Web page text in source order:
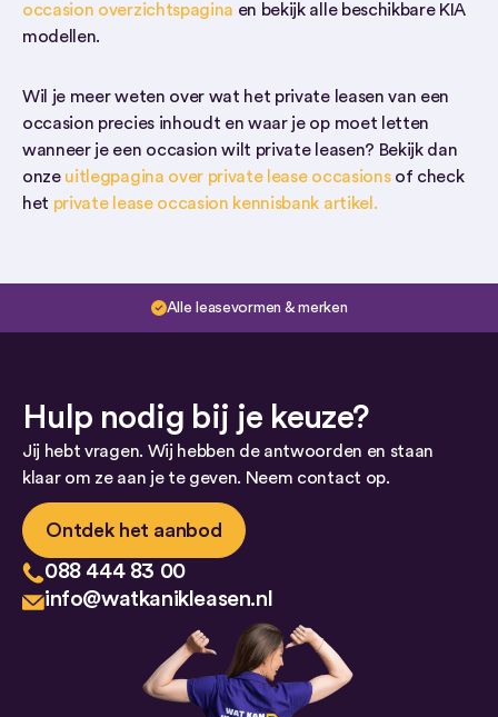
occasion overzichtspagina en bekijk alle beschikbare KIA
modellen.
Wil je meer weten over wat het private leasen van een
occasion precies inhoudt en waar je op moet letten
wanneer je een occasion wilt private leasen? Bekijk dan
onze uitlegpagina over private lease occasionsof check
het private lease occasion kennisbank artikel.
Alle leasevormen & merken
Hulp nodig bij je keuze?
Jij hebt vragen. Wij hebben de antwoorden en staan
klaar om ze aan je te geven. Neem contact op.
Ontdek het aanbod
088 444 83 00
info@watkanikleasen.nl